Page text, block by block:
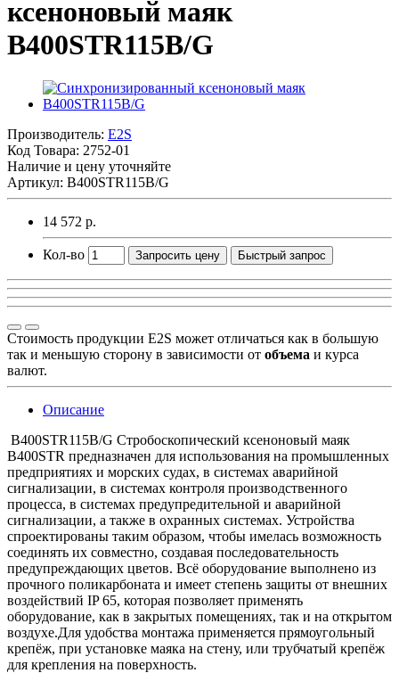
ксеноновый маяк
B400STR115B/G
Производитель: E2S
Код Товара: 2752-01
Наличие и цену уточняйте
Артикул: B400STR115B/G
14 572 р.
Кол-во Запросить цену Быстрый запрос
Стоимость продукции E2S может отличаться как в большую
так и меньшую сторону в зависимости от объема и курса
валют.
Описание
B400STR115B/G Стробоскопический ксеноновый маяк
B400STR предназначен для использования на промышленных
предприятиях и морских судах, в системах аварийной
сигнализации, в системах контроля производственного
процесса, в системах предупредительной и аварийной
сигнализации, а также в охранных системах. Устройства
спроектированы таким образом, чтобы имелась возможность
соединять их совместно, создавая последовательность
предупреждающих цветов. Всё оборудование выполнено из
прочного поликарбоната и имеет степень защиты от внешних
воздействий IP 65, которая позволяет применять
оборудование, как в закрытых помещениях, так и на открытом
воздухе.Для удобства монтажа применяется прямоугольный
крепёж, при установке маяка на стену, или трубчатый крепёж
для крепления на поверхность.